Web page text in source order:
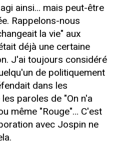
ainsi... mais peut-être
Rappelons-nous
la vie" aux
déjà une certaine
J'ai toujours considéré
de politiquement
dans les
paroles de "On n'a
même "Rouge"… C'est
avec Jospin ne